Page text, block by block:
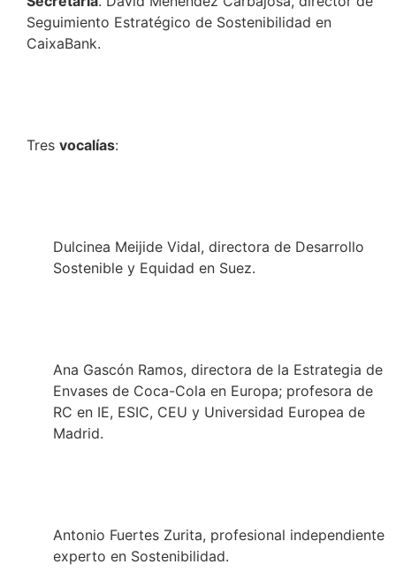
Seguimiento Estratégico de Sostenibilidad en
CaixaBank.
Tres vocalías:
Dulcinea Meijide Vidal, directora de Desarrollo
Sostenible y Equidad en Suez.
Ana Gascón Ramos, directora de la Estrategia de
Envases de Coca-Cola en Europa; profesora de
RC en IE, ESIC, CEU y Universidad Europea de
Madrid.
Antonio Fuertes Zurita, profesional independiente
experto en Sostenibilidad.